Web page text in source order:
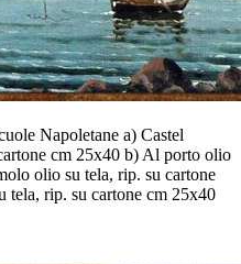
Napoletane a) Castel
cm 25x40 b) Al porto olio
olio su tela, rip. su cartone
tela, rip. su cartone cm 25x40